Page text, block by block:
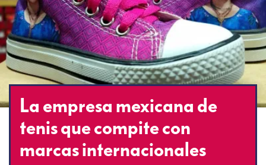
La empresa mexicana de
tenis que compite con
marcas internacionales